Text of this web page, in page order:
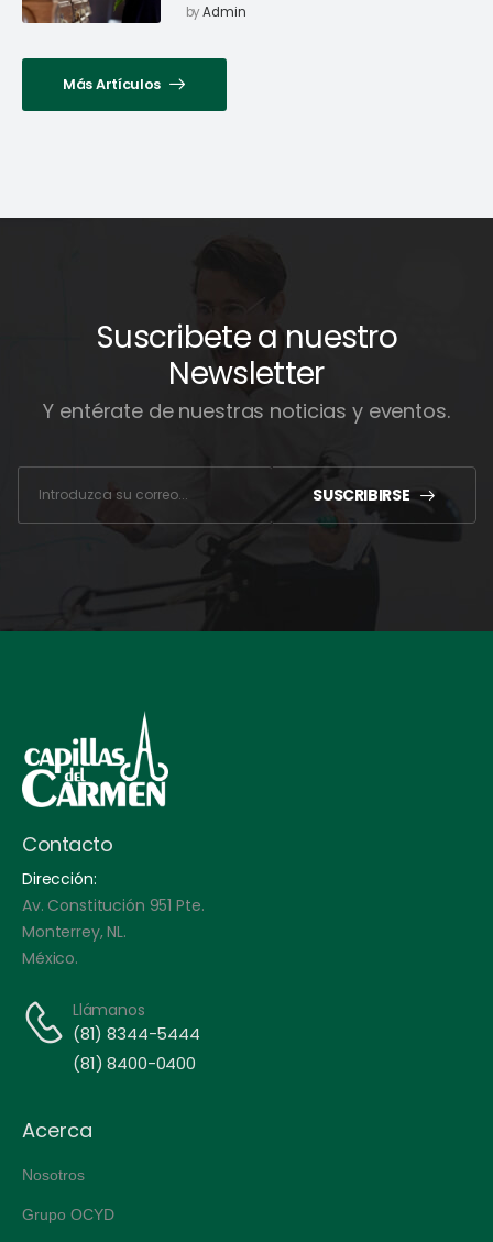
byAdmin
Más Artículos
Suscribete a nuestro
Newsletter
Y entérate de nuestras noticias y eventos.
c
o
SUSCRIBIRSE
Contacto
Dirección:
Av. Constitución 951 Pte.
Monterrey, NL.
México.
Llámanos
(81) 8344-5444
(81) 8400-0400
Acerca
Nosotros
Grupo OCYD